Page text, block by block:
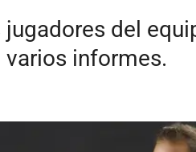
del
varios informes.